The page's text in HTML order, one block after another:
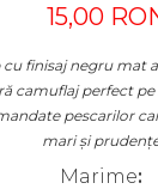
15,00
cu finisaj negru mat
camuflaj perfect
pescarilor
mari și
Marime: